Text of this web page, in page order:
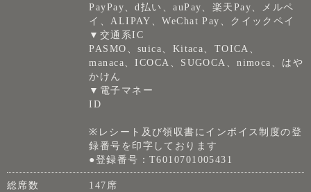
PayPay、d払い、auPay、楽天Pay、メルペ
イ、ALIPAY、WeChat Pay、クイックペイ
▼交通系IC
PASMO、suica、Kitaca、TOICA、
manaca、ICOCA、SUGOCA、nimoca、はや
かけん
▼電子マネー
ID
※レシート及び領収書にインボイス制度の登
録番号を印字しております
●登録番号：T6010701005431
総席数
147席